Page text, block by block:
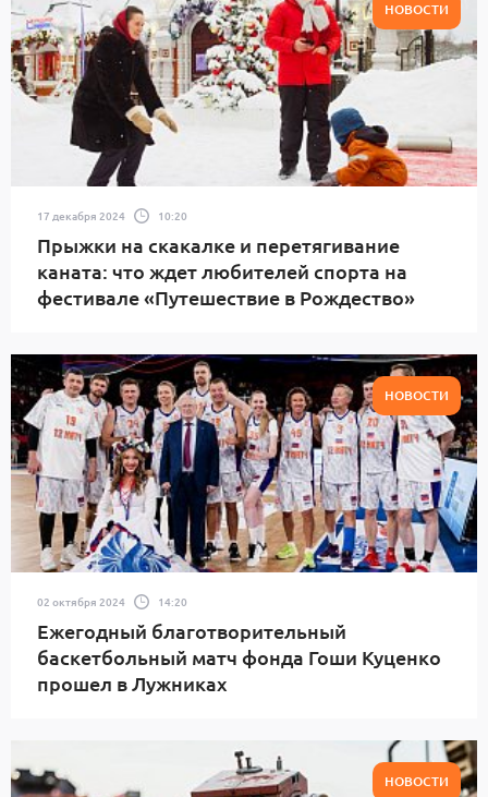
НОВОСТИ
17 декабря 2024 10:20
Прыжки на скакалке и перетягивание
каната: что ждет любителей спорта на
фестивале «Путешествие в Рождество»
НОВОСТИ
02 октября 2024 14:20
Ежегодный благотворительный
баскетбольный матч фонда Гоши Куценко
прошел в Лужниках
НОВОСТИ